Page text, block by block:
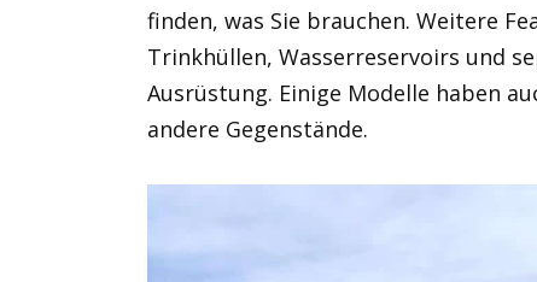
finden, was Sie brauchen. Weitere
Trinkhüllen, Wasserreservoirs und
Ausrüstung. Einige Modelle haben
andere Gegenstände.